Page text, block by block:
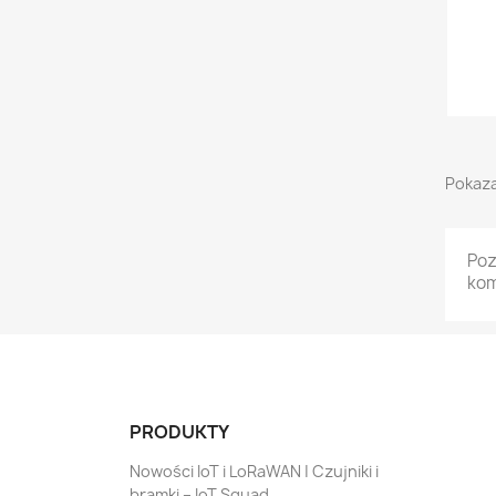
PRODUKTY
Nowości IoT i LoRaWAN | Czujniki i